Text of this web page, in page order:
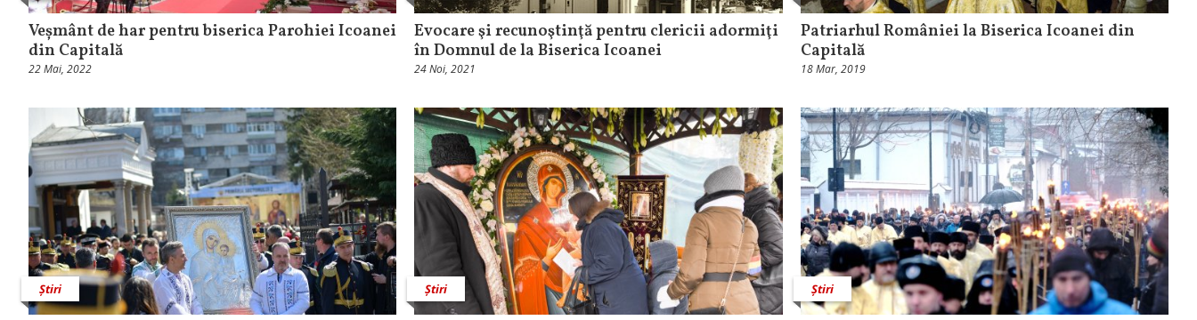
Veșmânt de har pentru biserica Parohiei Icoanei
din Capitală
22 Mai, 2022
Evocare şi recunoştinţă pentru clericii adormiţi
în Domnul de la Biserica Icoanei
24 Noi, 2021
Patriarhul României la Biserica Icoanei din
Capitală
18 Mar, 2019
Știri Știri Știri